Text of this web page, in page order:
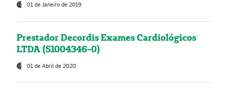
01 de Janeiro de 2019
Prestador Decordis Exames Cardiológicos
LTDA (51004346-0)
01 de Abril de 2020